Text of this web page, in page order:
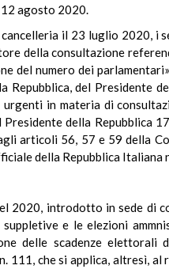
agosto 2020.
il 23 luglio 2020, i
della consultazione
del numero dei
Repubblica, del Presidente
in materia di
della Repubblica
articoli 56, 57 e 59 della
della Repubblica
2020, introdotto in sede
e le elezioni
delle scadenze
111, che si applica, altresì,